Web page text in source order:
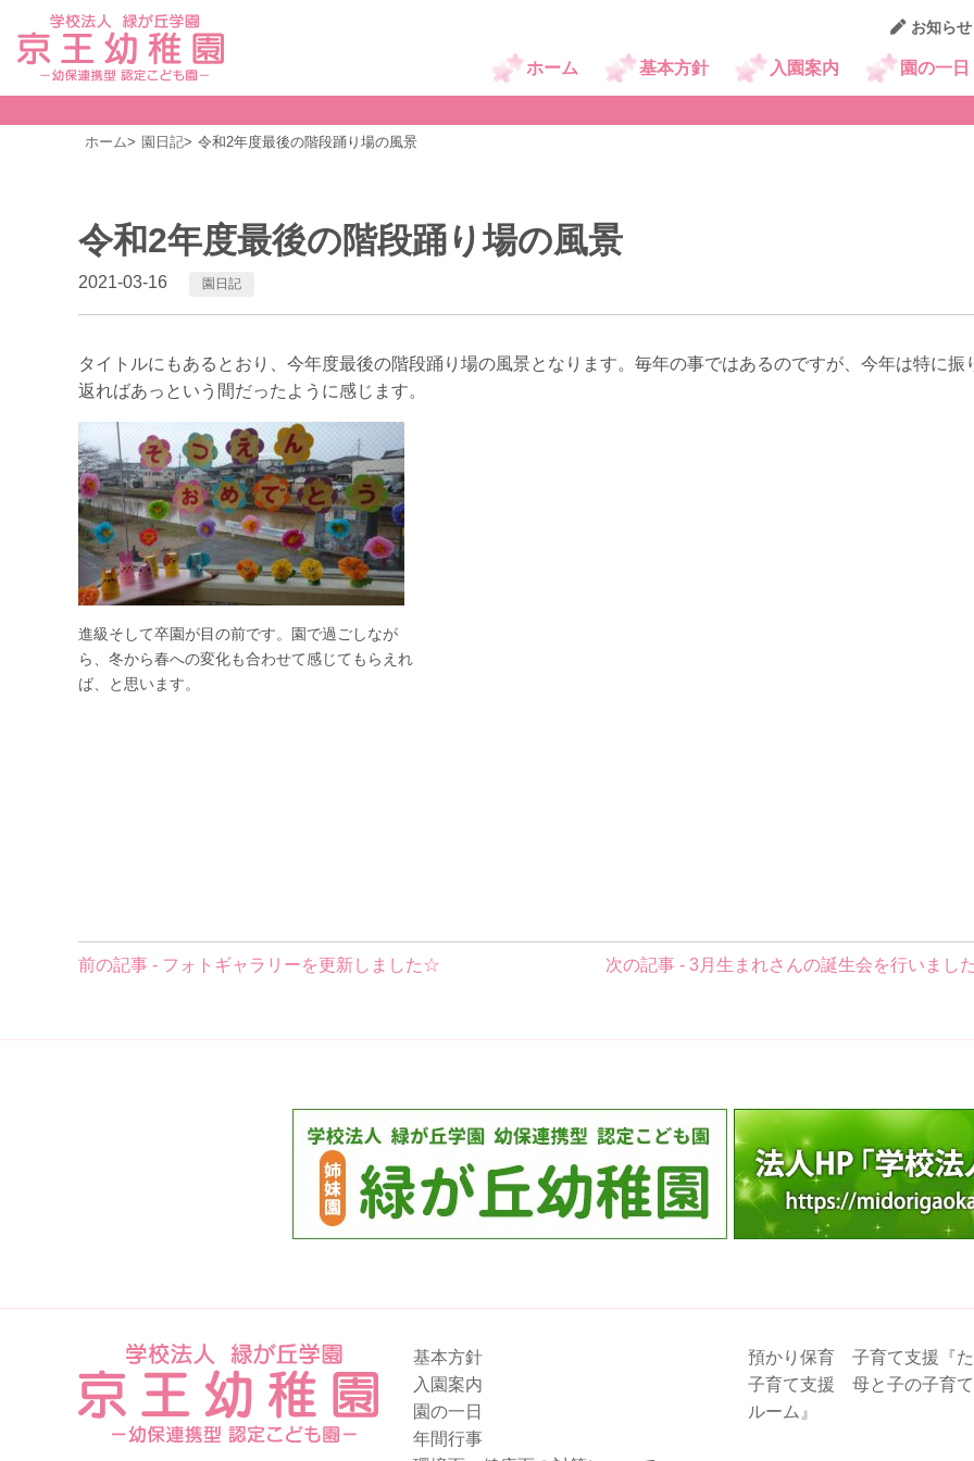
お知らせ
ホーム 基本方針 入園案内 園の一日
園日記
ホーム 園日記 令和2年度最後の階段踊り場の風景
令和2年度最後の階段踊り場の風景
2021-03-16 園日記
タイトルにもあるとおり、今年度最後の階段踊り場の風景となります。毎年の事ではあるのですが、今年は特に振
返ればあっという間だったように感じます。
進級そして卒園が目の前です。園で過ごしなが
ら、冬から春への変化も合わせて感じてもらえれ
ば、と思います。
前
記
前の記事 - フォトギャラリーを更新しました☆ 次の記事 - 3月生まれさんの誕生会を行いまし
基本方針
入園案内
園の一日
年間行事
預かり保育 子育て支援『た
子育て支援 母と子の子育
ルーム』